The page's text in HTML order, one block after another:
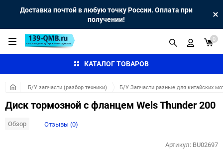
Доставка почтой в любую точку России. Оплата при
получении!
КАТАЛОГ ТОВАРОВ
0
Б/У запчасти (разбор техники) Б/У Запчасти разные для китайских
Диск тормозной с фланцем Wels Thunder 200
Обзор Отзывы (0)
Артикул: BU02697